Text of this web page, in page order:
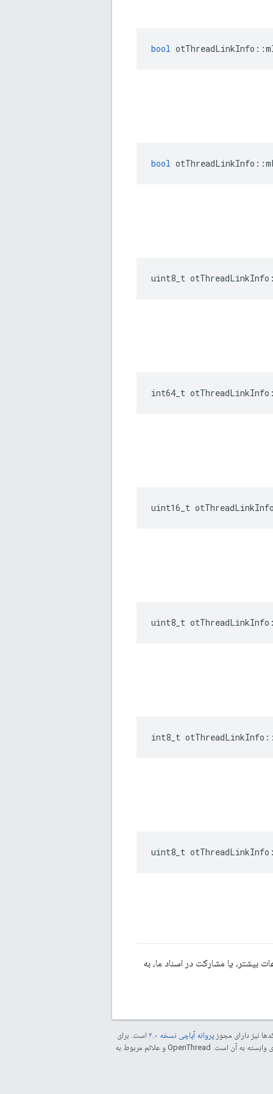
bool otThreadLinkInfo ::
bool otThreadLinkInfo ::
uint8_t otThreadLinkInfo
int64_t otThreadLinkInfo
uint16_t otThreadLinkInfo
uint8_t otThreadLinkInfo
int8_t otThreadLinkInfo ::
uint8_t otThreadLinkInfo
بیشتر، یا مشارکت در اسناد ما، به
نیز دارای مجوز پروانه آپاچی نسخه ۲.۰
است. برای
مراجعه کنید. جاوا علامت تجاری ثبت‌شده Oracle و/یا شرکت‌های وابسته به آن است. ‫OpenThread و علائم مربوط به